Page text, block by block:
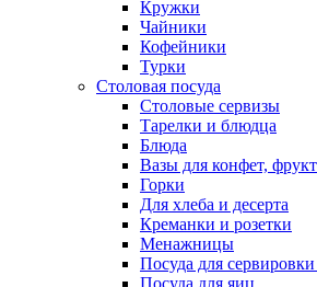
Кружки
Чайники
Кофейники
Турки
Столовая посуда
Столовые сервизы
Тарелки и блюдца
Блюда
Вазы для конфет,
Горки
Для хлеба и десерта
Креманки и розетки
Менажницы
Посуда для сервировки
Посуда для яиц